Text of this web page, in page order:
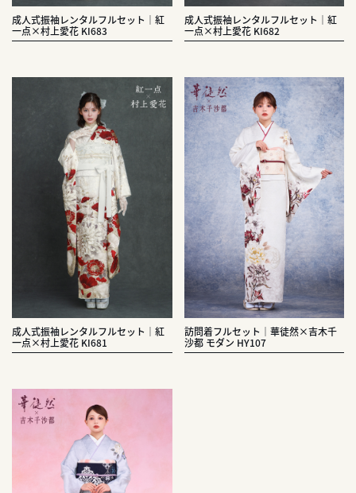
成人式振袖レンタルフルセット｜紅
一点×村上愛花 KI683
成人式振袖レンタルフルセット｜紅
一点×村上愛花 KI682
成人式振袖レンタルフルセット｜紅
一点×村上愛花 KI681
訪問着フルセット｜華徒然×吉木千
沙都 モダン HY107